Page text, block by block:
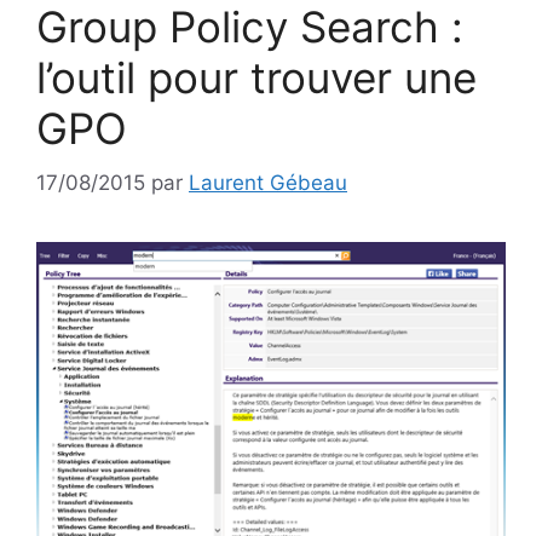
Group Policy Search :
l’outil pour trouver une
GPO
17/08/2015 par Laurent Gébeau